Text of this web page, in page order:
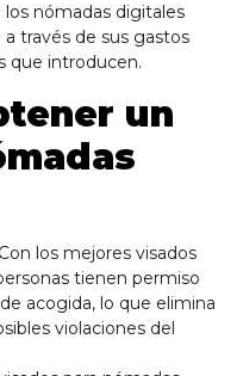
nómadas digitales
través de sus gastos
que introducen.
un
los mejores visados
tienen permiso
acogida, lo que elimina
violaciones del